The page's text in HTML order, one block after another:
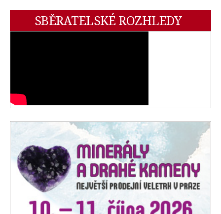
SBĚRATELSKÉ ROZHLEDY